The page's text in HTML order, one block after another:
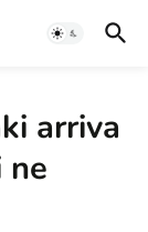
arriva
ne